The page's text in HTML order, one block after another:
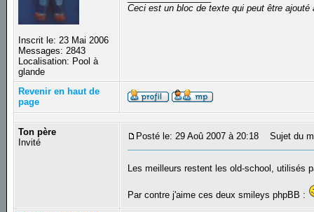
Inscrit le: 23 Mai 2006
Messages: 2843
Localisation: Pool à
glande
Ceci est un bloc de texte qui peut être
Revenir en haut de
page
Ton père
Invité
Posté le: 29 Aoû 2007 à 20:18 Sujet du
Les meilleurs restent les old-school, utilisés
Par contre j'aime ces deux smileys phpBB :